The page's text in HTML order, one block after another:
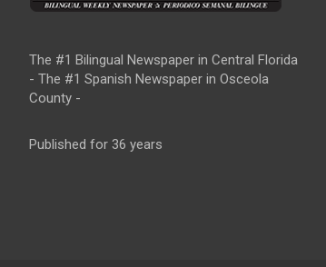
The #1 Bilingual Newspaper in Central Florida
- The #1 Spanish Newspaper in Osceola
County -
Published for 36 years